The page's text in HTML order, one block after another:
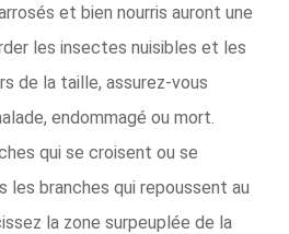
et bien nourris auront une
les insectes nuisibles et les
de la taille, assurez-vous
endommagé ou mort.
qui se croisent ou se
branches qui repoussent au
la zone surpeuplée de la